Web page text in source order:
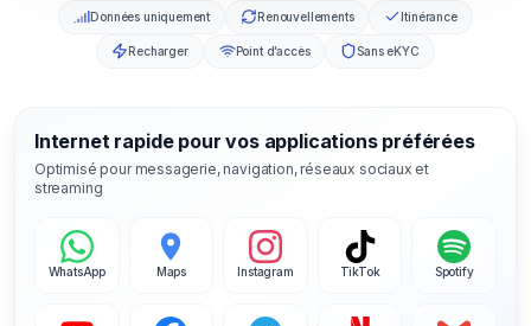
Données uniquement Renouvellements Itinérance
Recharger Point d’accès Sans eKYC
Internet rapide pour vos applications préférées
Optimisé pour messagerie, navigation, réseaux sociaux et
streaming
WhatsApp Maps Instagram TikTok Spotify